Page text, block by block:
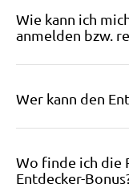
Wie kann ich
anmelden bzw.
Wer kann den
Wo finde ich die
Entdecker-